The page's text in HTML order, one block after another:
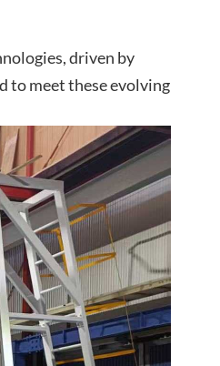
driven by
to meet these evolving